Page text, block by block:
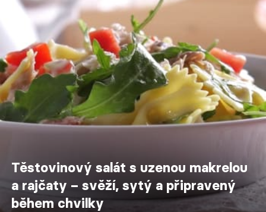
Těstovinový salát s uzenou makrelou
a rajčaty – svěží, sytý a připravený
během chvilky